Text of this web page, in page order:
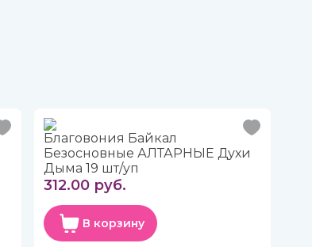
Благовония Байкал
Безосновные АЛТАРНЫЕ Духи
Дыма 19 шт/уп
312.00 руб.
В корзину